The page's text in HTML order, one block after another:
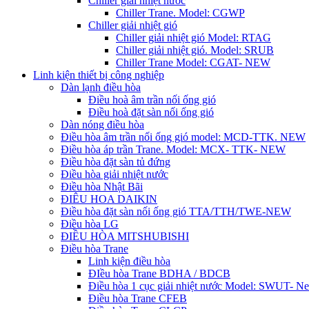
Chiller Trane. Model: CGWP
Chiller giải nhiệt gió
Chiller giải nhiệt gió Model: RTAG
Chiller giải nhiệt gió. Model: SRUB
Chiller Trane Model: CGAT- NEW
Linh kiện thiết bị công nghiệp
Dàn lạnh điều hòa
Điều hoà âm trần nối ống gió
Điều hoà đặt sàn nối ống gió
Dàn nóng điều hòa
Điều hòa âm trần nối ống gió model: MCD-TTK. NEW
Điều hòa áp trần Trane. Model: MCX- TTK- NEW
Điều hòa đặt sàn tủ đứng
Điều hòa giải nhiệt nước
Điều hòa Nhật Bãi
ĐIÊU HOA DAIKIN
Điều hòa đặt sàn nối ống gió TTA/TTH/TWE-NEW
Điều hòa LG
ĐIỀU HÒA MITSHUBISHI
Điều hòa Trane
Linh kiện điều hòa
ĐIều hòa Trane BDHA / BDCB
Điều hòa 1 cục giải nhiệt nước Model: SWUT-
Điều hòa Trane CFEB